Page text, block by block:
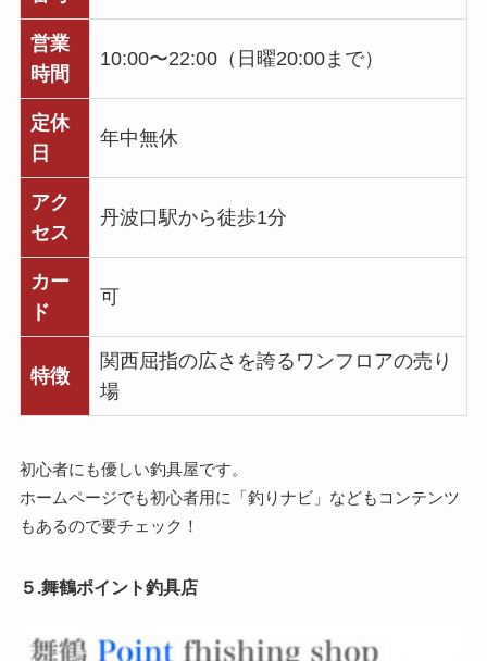
営業
時間
10:00〜22:00（日曜20:00まで）
定休
日
年中無休
アク
セス
丹波口駅から徒歩1分
カー
ド
可
特徴
関西屈指の広さを誇るワンフロアの売り
場
初心者にも優しい釣具屋です。
ホームページでも初心者用に「釣りナビ」などもコンテンツ
もあるので要チェック！
５.舞鶴ポイント釣具店